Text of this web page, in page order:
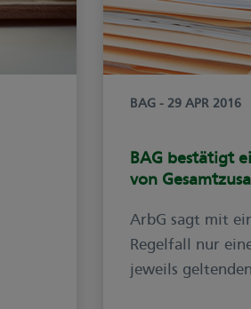
BAG- 29 APR 2016
BAG bestätigt
von
ArbG sagt mit
Regelfall nur
jeweils